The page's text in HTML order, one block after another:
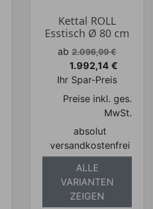
Kettal ROLL
Esstisch Ø 80 cm
Verkaufspreis
ab 2.096,99 €
Preis
1.992,14 €
Ihr Spar-Preis
Preise inkl. ges.
MwSt.
absolut
versandkostenfrei
ALLE
VARIANTEN
ZEIGEN